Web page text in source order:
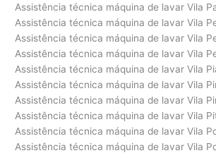
Assistência técnica máquina de lavar Vila
Assistência técnica máquina de lavar Vila
Assistência técnica máquina de lavar Vila
Assistência técnica máquina de lavar Vila
Assistência técnica máquina de lavar Vila
Assistência técnica máquina de lavar Vila
Assistência técnica máquina de lavar Vila
Assistência técnica máquina de lavar Vila
Assistência técnica máquina de lavar Vila
Assistência técnica máquina de lavar Vila